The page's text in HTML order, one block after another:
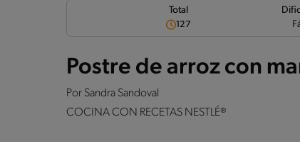
Total
127
Postre de arroz con
Por Sandra Sandoval
COCINA CON RECETAS NESTLÉ®